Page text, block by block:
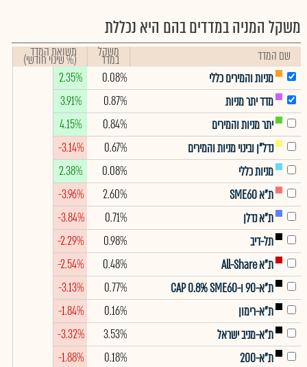
משקל המניה במדדים בהם היא נכללת
שם המדד משקל
במדד תשואת המדד
(% שינוי חודשי)
מניות והמירים כללי
0.08%
2.35%
מדד יתר מניות
0.87%
3.91%
יתר מניות והמירים
0.84%
4.15%
נדל"ן ובינוי מניות והמירים
0.67%
-3.14%
מניות כללי
0.08%
2.38%
ת"א SME60
2.60%
-3.96%
ת"א נדלן
0.71%
-3.84%
תל-דיב
0.98%
-2.29%
ת"א All-Share
0.48%
-2.54%
ת"א-90 ו-CAP 0.8% SME60
0.77%
-3.13%
ת"א-רימון
0.16%
-1.84%
ת"א-מניב ישראל
3.53%
-3.32%
ת"א-200
0.18%
-1.88%